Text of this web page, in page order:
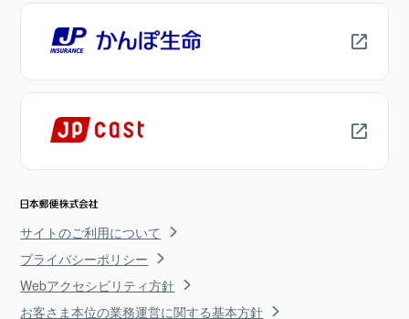
サイトのご利用について
プライバシーポリシー
Webアクセシビリティ方針
お客さま本位の業務運営に関する基本方針